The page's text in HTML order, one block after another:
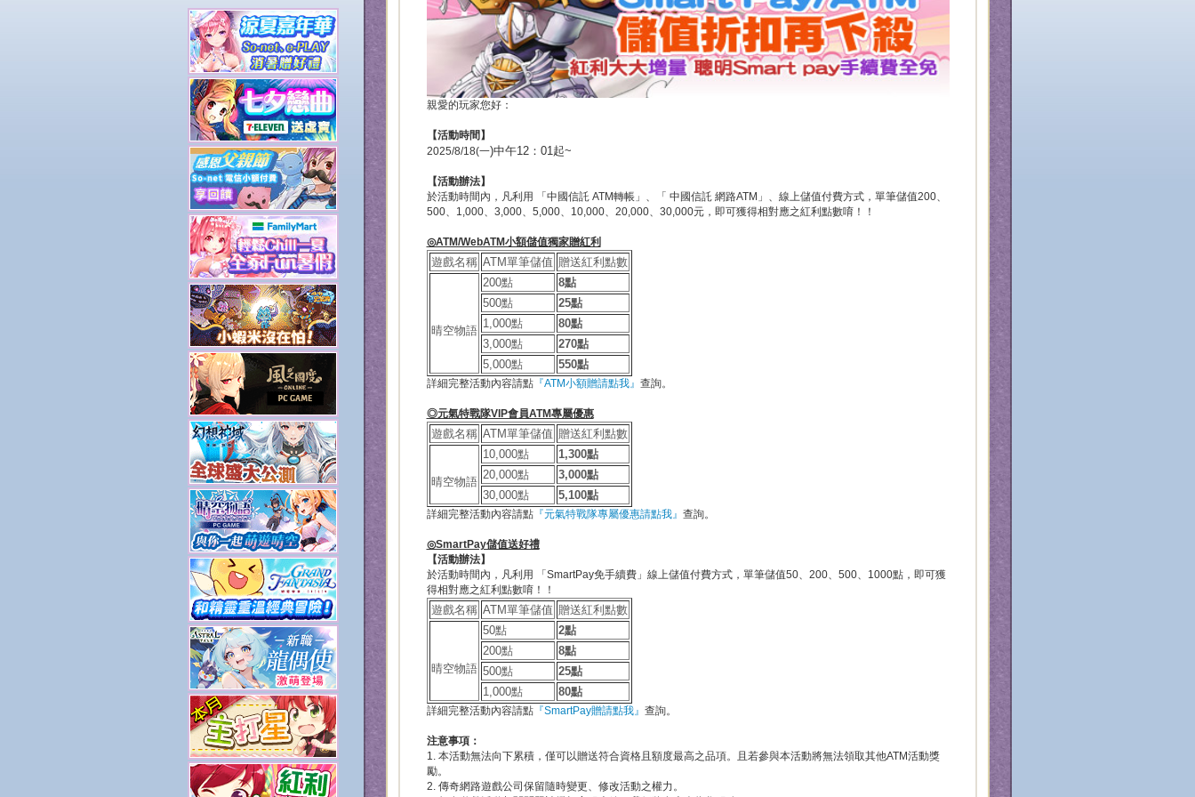
親愛的玩家您好：
【活動時間】
2025/8/18(一)中午12：01起~
【活動辦法】
於活動時間內，凡利用 「中國信託 ATM轉帳」、「 中國信託 網路ATM」、線上儲值付費方式，單筆儲值200、
500、1,000、3,000、5,000、10,000、20,000、30,000元，即可獲得相對應之紅利點數唷！！
◎ATM/WebATM小額儲值獨家贈紅利
遊戲名稱 ATM單筆儲值 贈送紅利點數
晴空物語
200點
8點
500點
25點
1,000點
80點
3,000點
270點
5,000點
550點
詳細完整活動內容請點『ATM小額贈請點我』 查詢。
◎元氣特戰隊VIP會員ATM專屬優惠
遊戲名稱 ATM單筆儲值 贈送紅利點數
晴空物語
10,000點
1,300點
20,000點
3,000點
30,000點
5,100點
詳細完整活動內容請點『元氣特戰隊專屬優惠請點我』 查詢。
◎SmartPay儲值送好禮
【活動辦法】
於活動時間內，凡利用 「SmartPay免手續費」線上儲值付費方式，單筆儲值50、200、500、1000點，即可獲
得相對應之紅利點數唷！！
遊戲名稱 ATM單筆儲值 贈送紅利點數
晴空物語
50點
2點
200點
8點
500點
25點
1,000點
80點
詳細完整活動內容請點『SmartPay贈請點我』 查詢。
注意事項：
1. 本活動無法向下累積，僅可以贈送符合資格且額度最高之品項。且若參與本活動將無法領取其他ATM活動獎
勵。
2. 傳奇網路遊戲公司保留隨時變更、修改活動之權力。